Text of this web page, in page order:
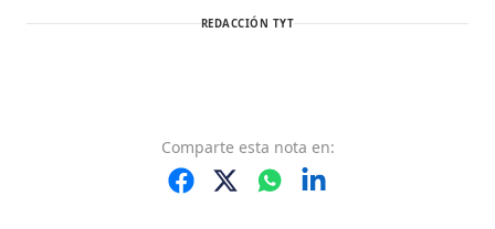
REDACCIÓN TYT
Comparte esta nota en: